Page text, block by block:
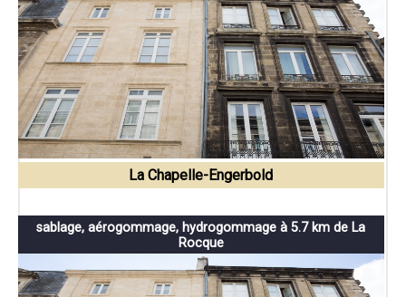
La Chapelle-Engerbold
sablage, aérogommage, hydrogommage à 5.7 km de La
Rocque